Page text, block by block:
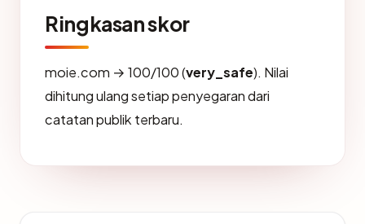
Ringkasan skor
moie.com → 100/100 (very_safe). Nilai
dihitung ulang setiap penyegaran dari
catatan publik terbaru.